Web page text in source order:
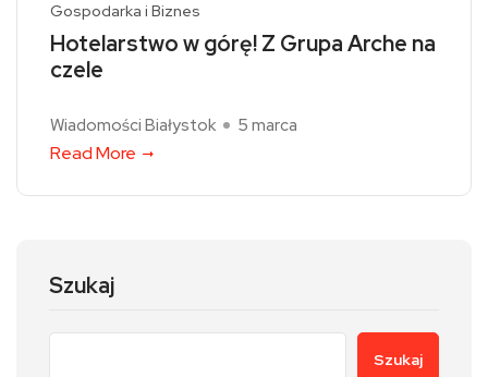
Gospodarka i Biznes
Hotelarstwo w górę! Z Grupa Arche na
czele
Wiadomości Białystok 5 marca
Read More
Szukaj
Szukaj